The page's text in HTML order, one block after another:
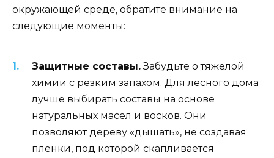
окружающей среде, обратите внимание на
следующие моменты:
Защитные составы.Забудьте о тяжелой
химии с резким запахом. Для лесного дома
лучше выбирать составы на основе
натуральных масел и восков. Они
позволяют дереву «дышать», не создавая
пленки, под которой скапливается